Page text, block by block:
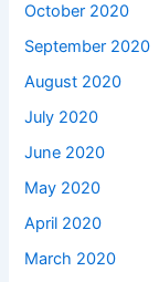
October 2020
September 2020
August 2020
July 2020
June 2020
May 2020
April 2020
March 2020